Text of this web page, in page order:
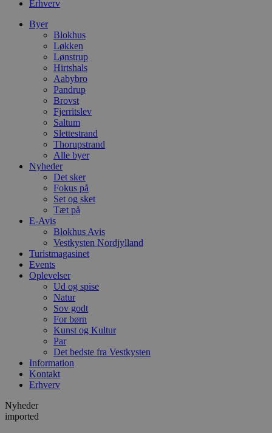
Erhverv
Byer
Blokhus
Løkken
Lønstrup
Hirtshals
Aabybro
Pandrup
Brovst
Fjerritslev
Saltum
Slettestrand
Thorupstrand
Alle byer
Nyheder
Det sker
Fokus på
Set og sket
Tæt på
E-Avis
Blokhus Avis
Vestkysten Nordjylland
Turistmagasinet
Events
Oplevelser
Ud og spise
Natur
Sov godt
For børn
Kunst og Kultur
Par
Det bedste fra Vestkysten
Information
Kontakt
Erhverv
Nyheder
imported